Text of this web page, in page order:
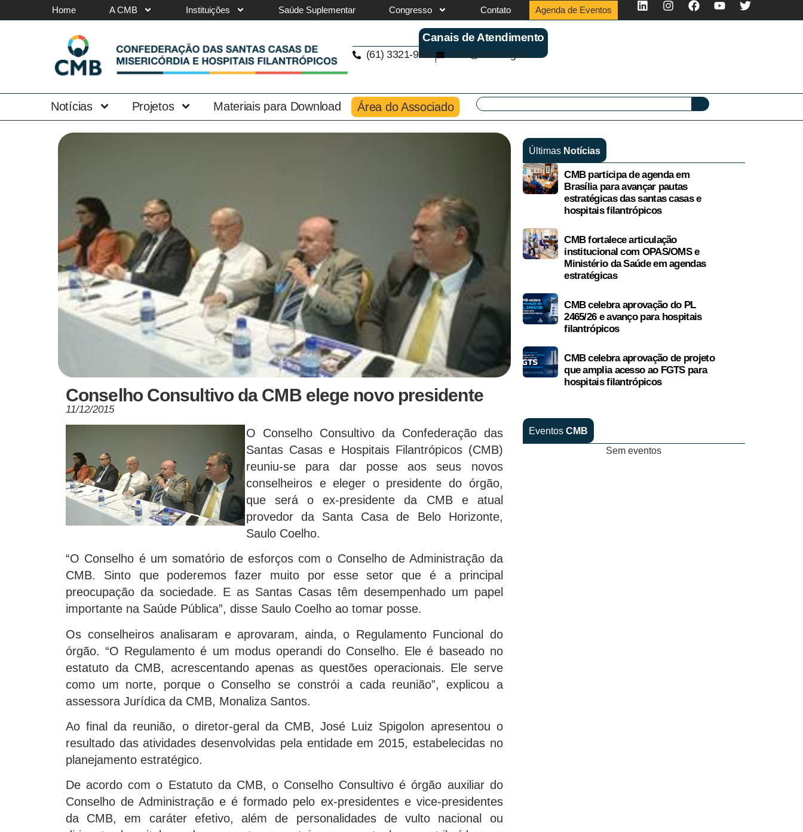
Home A CMB Instituições Saúde Suplementar Congresso Contato Agenda de Eventos
Canais de Atendimento
(61) 3321-9563 cmb@cmb.org.br
Notícias Projetos Materiais para Download Área do Associado
Conselho Consultivo da CMB elege novo presidente
11/12/2015
O Conselho Consultivo da Confederação das
Santas Casas e Hospitais Filantrópicos (CMB)
reuniu-se para dar posse aos seus novos
conselheiros e eleger o presidente do órgão,
que será o ex-presidente da CMB e atual
provedor da Santa Casa de Belo Horizonte,
Saulo Coelho.
“O Conselho é um somatório de esforços com o Conselho de Administração da
CMB. Sinto que poderemos fazer muito por esse setor que é a principal
preocupação da sociedade. E as Santas Casas têm desempenhado um papel
importante na Saúde Pública”, disse Saulo Coelho ao tomar posse.
Os conselheiros analisaram e aprovaram, ainda, o Regulamento Funcional do
órgão. “O Regulamento é um modus operandi do Conselho. Ele é baseado no
estatuto da CMB, acrescentando apenas as questões operacionais. Ele serve
como um norte, porque o Conselho se constrói a cada reunião”, explicou a
assessora Jurídica da CMB, Monaliza Santos.
Ao final da reunião, o diretor-geral da CMB, José Luiz Spigolon apresentou o
resultado das atividades desenvolvidas pela entidade em 2015, estabelecidas no
planejamento estratégico.
De acordo com o Estatuto da CMB, o Conselho Consultivo é órgão auxiliar do
Conselho de Administração e é formado pelo ex-presidentes e vice-presidentes
da CMB, em caráter efetivo, além de personalidades de vulto nacional ou
Últimas Notícias
CMB participa de agenda em
Brasília para avançar pautas
estratégicas das santas casas e
hospitais filantrópicos
CMB fortalece articulação
institucional com OPAS/OMS e
Ministério da Saúde em agendas
estratégicas
CMB celebra aprovação do PL
2465/26 e avanço para hospitais
filantrópicos
CMB celebra aprovação de projeto
que amplia acesso ao FGTS para
hospitais filantrópicos
Eventos CMB
Sem eventos